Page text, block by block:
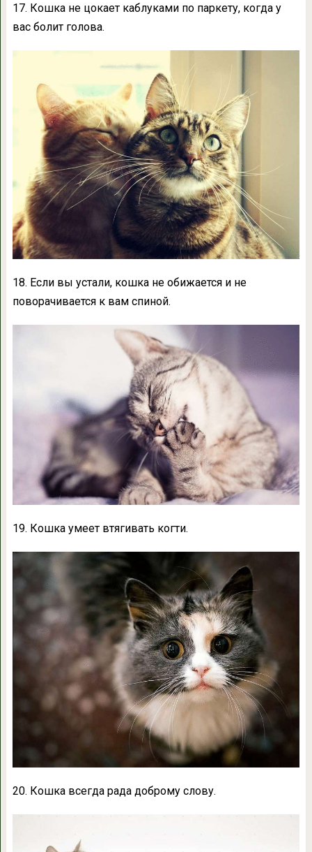
17. Кошка не цокает каблуками по паркету, когда у
вас болит голова.
18. Если вы устали, кошка не обижается и не
поворачивается к вам спиной.
19. Кошка умеет втягивать когти.
20. Кошка всегда рада доброму слову.